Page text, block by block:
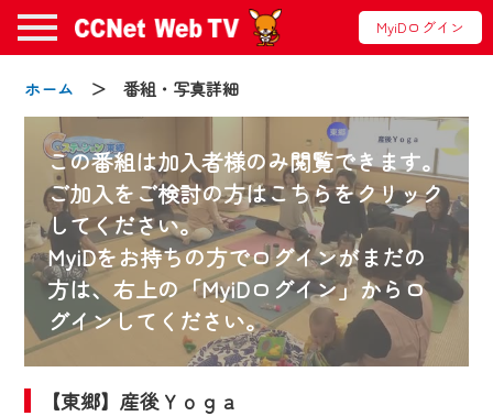
MyiDログイン
ホーム ＞ 番組・写真詳細
この番組は加入者様のみ閲覧できます。
ご加入をご検討の方はこちらをクリック
してください。
MyiDをお持ちの方でログインがまだの
方は、右上の「MyiDログイン」からロ
グインしてください。
【東郷】産後Ｙｏｇａ
お知らせ
2024/09/02
動画配信サービス『CCNet Web TV』は2024
年9月24日からリニューアルします！